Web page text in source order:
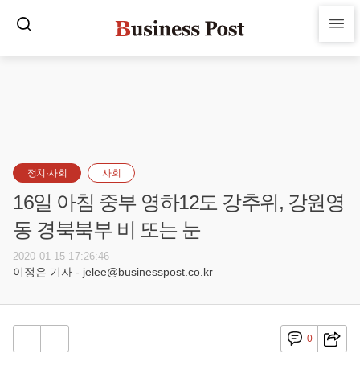
정치·사회 사회
16일 아침 중부 영하12도 강추위, 강원영
동 경북북부 비 또는 눈
2020-01-15 17:26:46
이정은 기자 - jelee@businesspost.co.kr
0